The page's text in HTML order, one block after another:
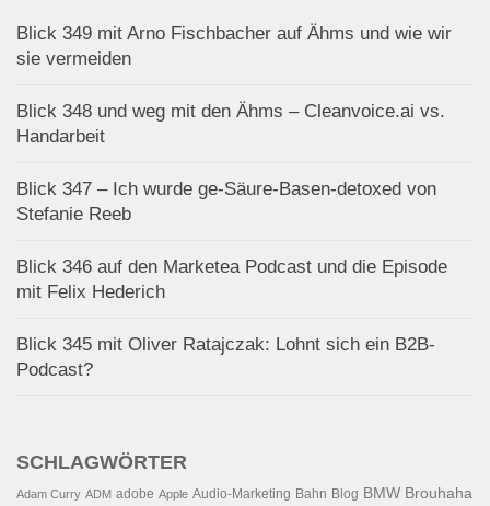
Blick 349 mit Arno Fischbacher auf Ähms und wie wir
sie vermeiden
Blick 348 und weg mit den Ähms – Cleanvoice.ai vs.
Handarbeit
Blick 347 – Ich wurde ge-Säure-Basen-detoxed von
Stefanie Reeb
Blick 346 auf den Marketea Podcast und die Episode
mit Felix Hederich
Blick 345 mit Oliver Ratajczak: Lohnt sich ein B2B-
Podcast?
SCHLAGWÖRTER
Adam Curry ADM adobe Apple Audio-Marketing Bahn Blog BMW Brouhaha